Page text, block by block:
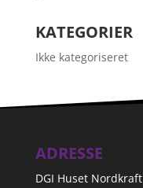
KATEGORIER
Ikke kategoriseret
ADRESSE
DGI Huset Nordkraft